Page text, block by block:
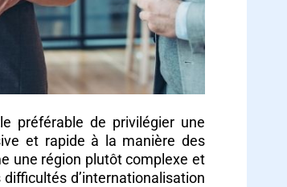
préférable de privilégier une
et rapide à la manière des
une région plutôt complexe et
d’internationalisation